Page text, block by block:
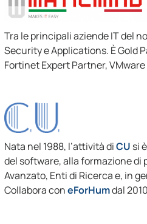
Tra le principali aziende IT del
Security e Applications. È Gold
Fortinet Expert Partner,
Nata nel 1988, l’attività diCU si
del software, alla formazione di
Avanzato, Enti di Ricerca e, in
Collabora coneForHumdal